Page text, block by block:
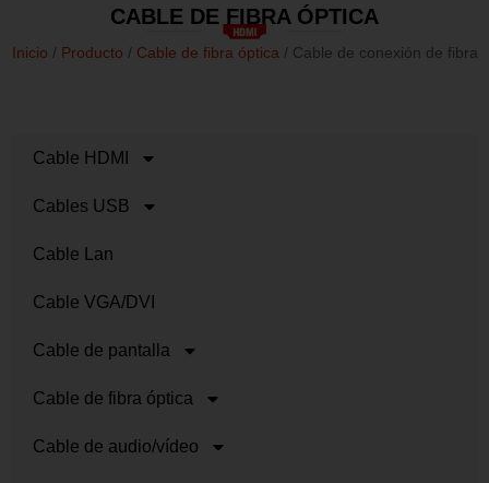
CABLE DE FIBRA ÓPTICA
Inicio / Producto / Cable de fibra óptica/ Cable de conexión de fibra
Cable HDMI
Cables USB
Cable Lan
Cable VGA/DVI
Cable de pantalla
Cable de fibra óptica
Cable de audio/vídeo